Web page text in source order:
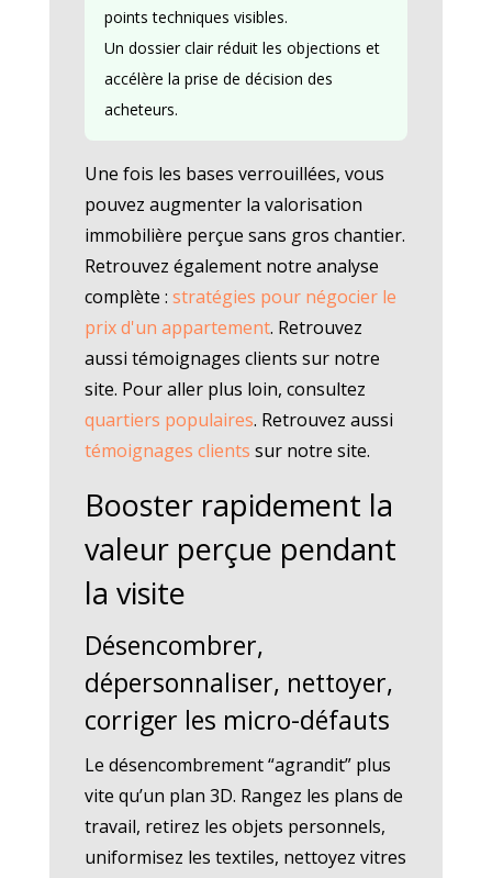
points techniques visibles.
Un dossier clair réduit les objections et
accélère la prise de décision des
acheteurs.
Une fois les bases verrouillées, vous
pouvez augmenter la valorisation
immobilière perçue sans gros chantier.
Retrouvez également notre analyse
complète : stratégies pour négocier le
prix d'un appartement. Retrouvez
aussi témoignages clients sur notre
site. Pour aller plus loin, consultez
quartiers populaires. Retrouvez aussi
témoignages clients sur notre site.
Booster rapidement la
valeur perçue pendant
la visite
Désencombrer,
dépersonnaliser, nettoyer,
corriger les micro-défauts
Le désencombrement “agrandit” plus
vite qu’un plan 3D. Rangez les plans de
travail, retirez les objets personnels,
uniformisez les textiles, nettoyez vitres